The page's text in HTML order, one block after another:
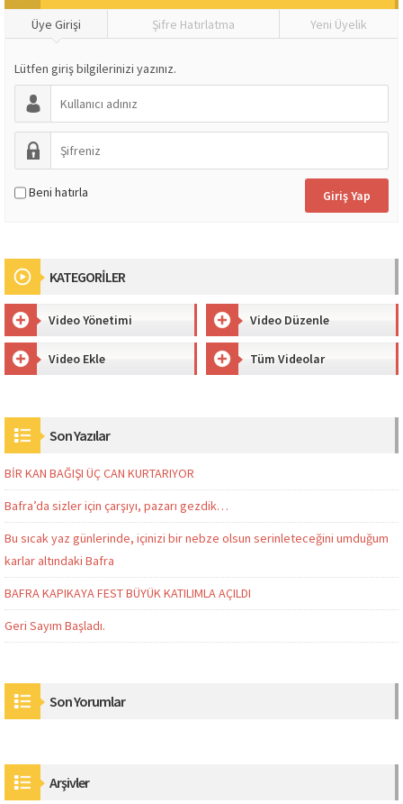
Üye Girişi Şifre Hatırlatma Yeni Üyelik
Lütfen giriş bilgilerinizi yazınız.
Beni hatırla
KATEGORİLER
Video Yönetimi Video Düzenle
Video Ekle Tüm Videolar
Son Yazılar
BİR KAN BAĞIŞI ÜÇ CAN KURTARIYOR
Bafra’da sizler için çarşıyı, pazarı gezdik…
Bu sıcak yaz günlerinde, içinizi bir nebze olsun serinleteceğini umduğum
karlar altındaki Bafra
BAFRA KAPIKAYA FEST BÜYÜK KATILIMLA AÇILDI
Geri Sayım Başladı.
Son Yorumlar
Arşivler